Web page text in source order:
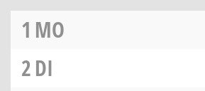
1 MO
2DI